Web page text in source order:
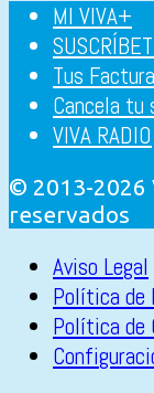
MI VIVA+
Tus
Cancela tu
VIVA RADIO
© 2013-2026
reservados
Aviso Legal
Política de
Política de